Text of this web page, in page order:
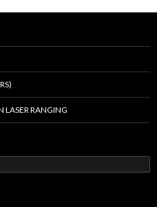
LASER RANGING